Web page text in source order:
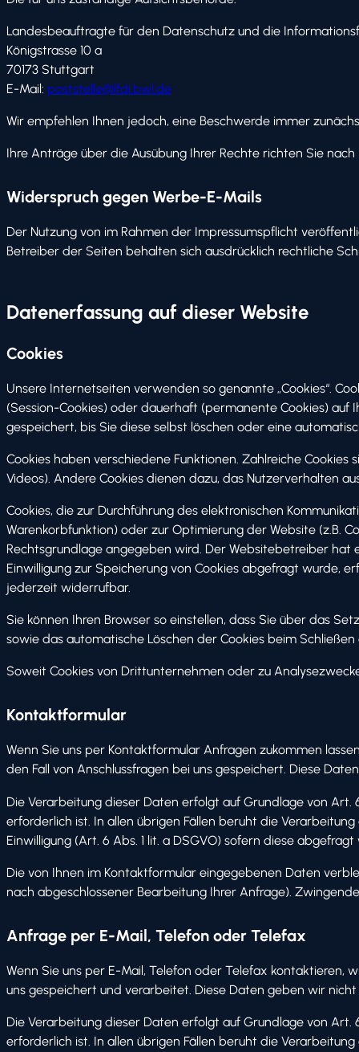
Landesbeauftragte für den Datenschutz und die
Königstrasse 10 a
70173 Stuttgart
E-Mail: poststelle@lfdi.bwl.de
Wir empfehlen Ihnen jedoch, eine Beschwerde immer
Ihre Anträge über die Ausübung Ihrer Rechte richten Sie
Widerspruch gegen Werbe-E-Mails
Der Nutzung von im Rahmen der Impressumspflicht
Betreiber der Seiten behalten sich ausdrücklich rechtliche
Datenerfassung auf dieser Website
Cookies
Unsere Internetseiten verwenden so genannte „Cookies“.
(Session-Cookies) oder dauerhaft (permanente Cookies) auf
gespeichert, bis Sie diese selbst löschen oder eine
Cookies haben verschiedene Funktionen. Zahlreiche
Videos). Andere Cookies dienen dazu, das Nutzerverhalten
Cookies, die zur Durchführung des elektronischen
Warenkorbfunktion) oder zur Optimierung der Website (z.B.
Rechtsgrundlage angegeben wird. Der Websitebetreiber
Einwilligung zur Speicherung von Cookies abgefragt wurde,
jederzeit widerrufbar.
Sie können Ihren Browser so einstellen, dass Sie über das
sowie das automatische Löschen der Cookies beim
Soweit Cookies von Drittunternehmen oder zu
Kontaktformular
Wenn Sie uns per Kontaktformular Anfragen zukommen
den Fall von Anschlussfragen bei uns gespeichert. Diese
Die Verarbeitung dieser Daten erfolgt auf Grundlage von
erforderlich ist. In allen übrigen Fällen beruht die
Einwilligung (Art. 6 Abs. 1 lit. a DSGVO) sofern diese abgefragt
Die von Ihnen im Kontaktformular eingegebenen Daten
nach abgeschlossener Bearbeitung Ihrer Anfrage).
Anfrage per E-Mail, Telefon oder Telefax
Wenn Sie uns per E-Mail, Telefon oder Telefax kontaktieren,
uns gespeichert und verarbeitet. Diese Daten geben wir
Die Verarbeitung dieser Daten erfolgt auf Grundlage von
erforderlich ist. In allen übrigen Fällen beruht die